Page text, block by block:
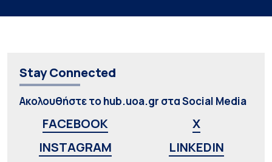
Stay Connected
Ακολουθήστε το hub.uoa.gr στα Social Media
FACEBOOK
X
INSTAGRAM
LINKEDIN